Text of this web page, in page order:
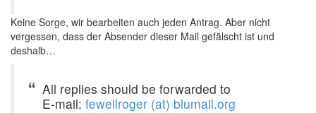
Keine Sorge, wir bearbeiten auch jeden Antrag. Aber nicht
vergessen, dass der Absender dieser Mail gefälscht ist und
deshalb…
All replies should be forwarded to
E-mail: fewellroger (at) blumail.org